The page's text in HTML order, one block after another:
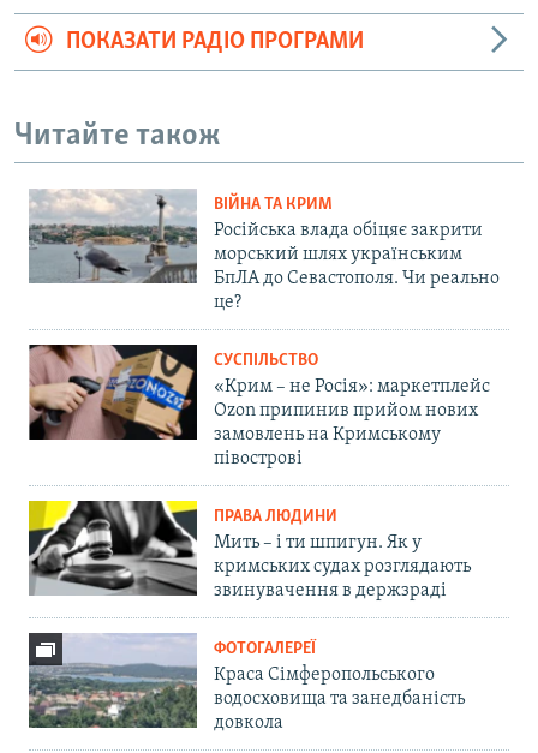
ПОКАЗАТИ РАДІО ПРОГРАМИ
Читайте також
ВІЙНА ТА КРИМ
Російська влада обіцяє закрити
морський шлях українським
БпЛА до Севастополя. Чи реально
це?
СУСПІЛЬСТВО
«Крим – не Росія»: маркетплейс
Ozon припинив прийом нових
замовлень на Кримському
півострові
ПРАВА ЛЮДИНИ
Мить – і ти шпигун. Як у
кримських судах розглядають
звинувачення в держзраді
ФОТОГАЛЕРЕЇ
Краса Сімферопольського
водосховища та занедбаність
довкола